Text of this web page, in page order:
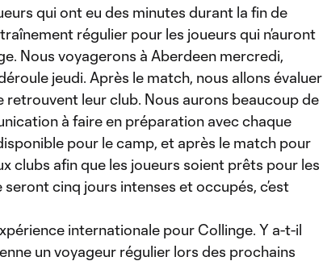
qui ont eu des minutes durant la fin de
régulier pour les joueurs qui n’auront
Nous voyagerons à Aberdeen mercredi,
jeudi. Après le match, nous allons évaluer
retrouvent leur club. Nous aurons beaucoup de
à faire en préparation avec chaque
pour le camp, et après le match pour
clubs afin que les joueurs soient prêts pour les
cinq jours intenses et occupés, c’est
internationale pour Collinge. Y a-t-il
un voyageur régulier lors des prochains